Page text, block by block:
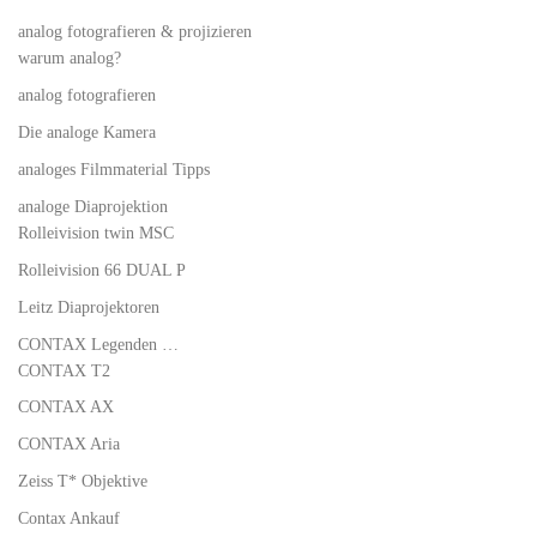
analog fotografieren & projizieren
warum analog?
analog fotografieren
Die analoge Kamera
analoges Filmmaterial Tipps
analoge Diaprojektion
Rolleivision twin MSC
Rolleivision 66 DUAL P
Leitz Diaprojektoren
CONTAX Legenden …
CONTAX T2
CONTAX AX
CONTAX Aria
Zeiss T* Objektive
Contax Ankauf